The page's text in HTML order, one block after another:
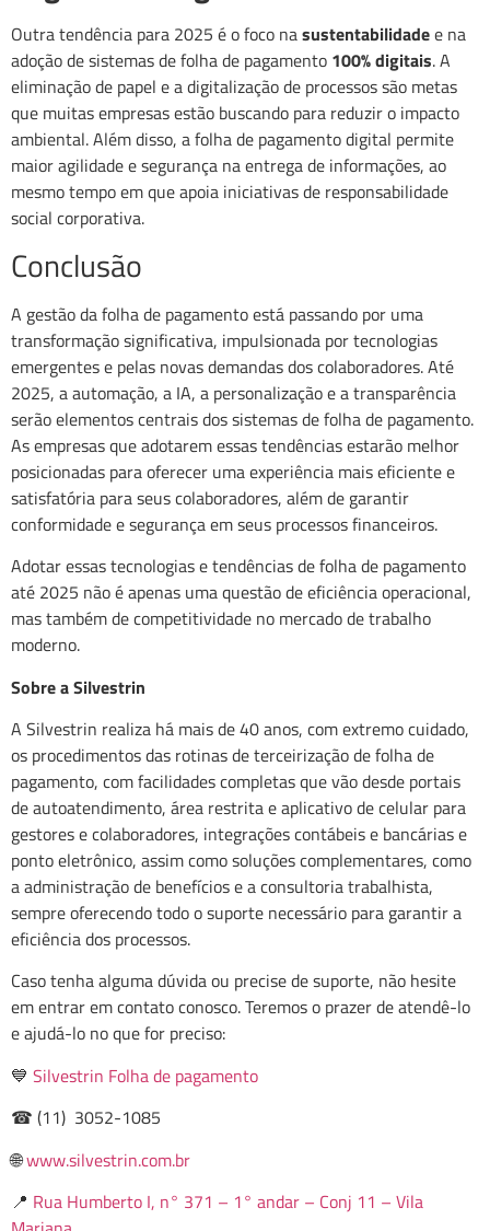
Outra tendência para 2025 é o foco nasustentabilidadee na
adoção de sistemas de folha de pagamento 100% digitais. A
eliminação de papel e a digitalização de processos são metas
que muitas empresas estão buscando para reduzir o impacto
ambiental. Além disso, a folha de pagamento digital permite
maior agilidade e segurança na entrega de informações, ao
mesmo tempo em que apoia iniciativas de responsabilidade
social corporativa.
Conclusão
A gestão da folha de pagamento está passando por uma
transformação significativa, impulsionada por tecnologias
emergentes e pelas novas demandas dos colaboradores. Até
2025, a automação, a IA, a personalização e a transparência
serão elementos centrais dos sistemas de folha de pagamento.
As empresas que adotarem essas tendências estarão melhor
posicionadas para oferecer uma experiência mais eficiente e
satisfatória para seus colaboradores, além de garantir
conformidade e segurança em seus processos financeiros.
Adotar essas tecnologias e tendências de folha de pagamento
até 2025 não é apenas uma questão de eficiência operacional,
mas também de competitividade no mercado de trabalho
moderno.
Sobre a Silvestrin
A Silvestrin realiza há mais de 40 anos, com extremo cuidado,
os procedimentos das rotinas de terceirização de folha de
pagamento, com facilidades completas que vão desde portais
de autoatendimento, área restrita e aplicativo de celular para
gestores e colaboradores, integrações contábeis e bancárias e
ponto eletrônico, assim como soluções complementares, como
a administração de benefícios e a consultoria trabalhista,
sempre oferecendo todo o suporte necessário para garantir a
eficiência dos processos.
Caso tenha alguma dúvida ou precise de suporte, não hesite
em entrar em contato conosco. Teremos o prazer de atendê-lo
e ajudá-lo no que for preciso:
💙 Silvestrin Folha de pagamento
☎ (11) 3052-1085
🌐www.silvestrin.com.br
📍 Rua Humberto I, n° 371 – 1° andar – Conj 11 – Vila